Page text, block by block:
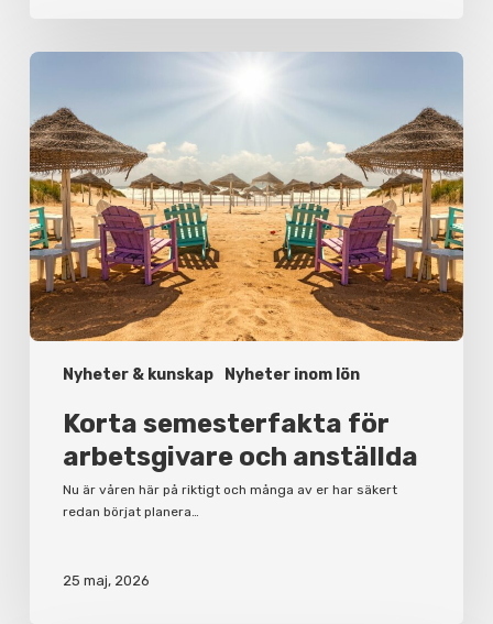
Nyheter & kunskap Nyheter inom lön
Korta
arbetsgivare
och
anställda
Korta semesterfakta för
arbetsgivare och anställda
Nu är våren här på riktigt och många av er har säkert
redan börjat planera…
25 maj, 2026